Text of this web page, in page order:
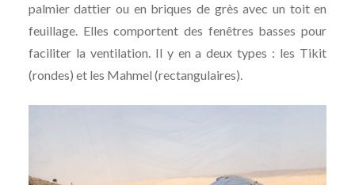
palmier dattier ou en briques de grès avec un toit en
feuillage. Elles comportent des fenêtres basses pour
faciliter la ventilation. Il y en a deux types : les Tikit
(rondes) et les Mahmel (rectangulaires).